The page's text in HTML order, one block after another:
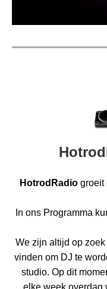
HotrodRadiogroeit
In ons Programma
We zijn altijd op
vinden om DJ te
studio. Op dit
elke week overdag